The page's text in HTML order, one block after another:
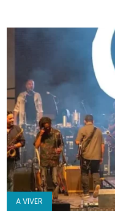
A VIVER